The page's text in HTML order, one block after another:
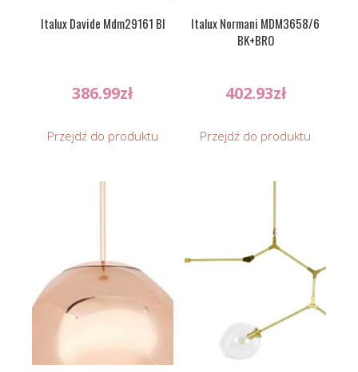
Italux Davide Mdm29161 Bl
386.99zł
Przejdź do produktu
Italux Normani MDM3658/6
BK+BRO
402.93zł
Przejdź do produktu